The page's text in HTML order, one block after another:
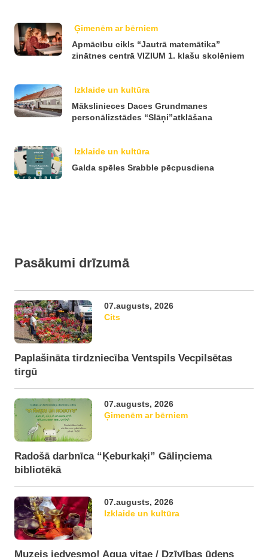
Ģimenēm ar bērniem
Apmācību cikls “Jautrā matemātika”
zinātnes centrā VIZIUM 1. klašu skolēniem
Izklaide un kultūra
Mākslinieces Daces Grundmanes
personālizstādes “Slāņi”atklāšana
Izklaide un kultūra
Galda spēles Srabble pēcpusdiena
Pasākumi drīzumā
07.augusts, 2026
Cits
Paplašināta tirdzniecība Ventspils Vecpilsētas
tirgū
07.augusts, 2026
Ģimenēm ar bērniem
Radošā darbnīca “Ķeburkaķi” Gāliņciema
bibliotēkā
07.augusts, 2026
Izklaide un kultūra
Muzejs iedvesmo! Aqua vitae / Dzīvības ūdens